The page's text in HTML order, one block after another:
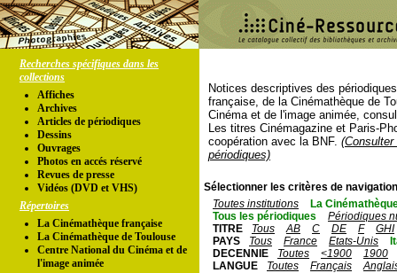
Recherches spécifiques dans les
collections
Affiches
Archives
Articles de périodiques
Dessins
Ouvrages
Photos en accés réservé
Revues de presse
Vidéos (DVD et VHS)
Répertoires
La Cinémathèque française
La Cinémathèque de Toulouse
Centre National du Cinéma et de
l'image animée
Notices descriptives des
française, de la Cinémathèque de
Cinéma et de l'image animée,
Les titres Cinémagazine et Paris-
coopération avec la BNF.
périodiques)
Sélectionner les critères de
Toutes institutions
La
Tous les périodiques
Périodiques
TITRE
Tous AB C DE F
GHI
PAYS
Tous France Etats-Unis
DECENNIE
Toutes <1900
1900
LANGUE
Toutes Français